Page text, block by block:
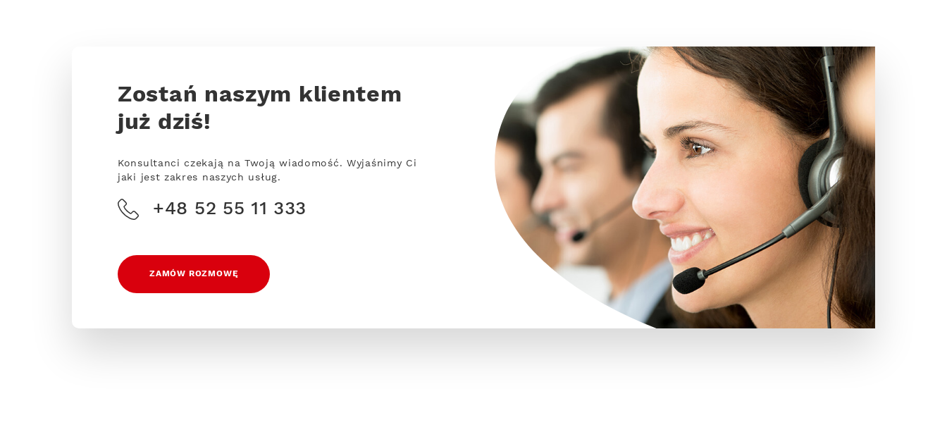
Zostań naszym klientem
już dziś!
Konsultanci czekają na Twoją wiadomość. Wyjaśnimy Ci
jaki jest zakres naszych usług.
+48 52 55 11 333
ZAMÓW ROZMOWĘ